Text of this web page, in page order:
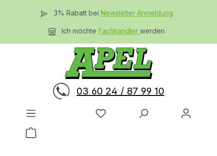
Zum Hauptinhalt springen
3% Rabatt bei Newsletter Anmeldung
Ich möchteFachhändlerwerden
03 60 24 / 87 99 10
Du hast 0 Produkte auf dem
Warenkorb enthält 0 Positionen. Der